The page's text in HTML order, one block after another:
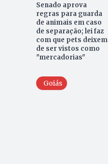
Senado aprova
regras para guarda
de animais em caso
de separação; lei faz
com que pets deixem
de ser vistos como
"mercadorias"
Goiás